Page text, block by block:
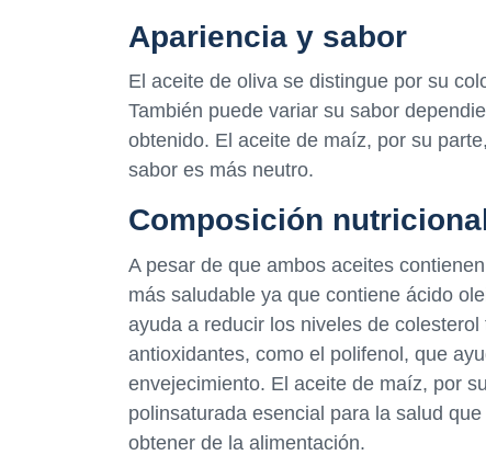
Apariencia y sabor
El aceite de oliva se distingue por su
También puede variar su sabor
obtenido. El aceite de maíz, por su
sabor es más neutro.
Composición nutricional
A pesar de que ambos aceites
más saludable ya que contiene ácido
ayuda a reducir los niveles de
antioxidantes, como el polifenol, que
envejecimiento. El aceite de maíz, por
polinsaturada esencial para la salud
obtener de la alimentación.